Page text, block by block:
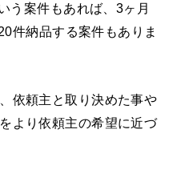
う案件もあれば、3ヶ月
件納品する案件もありま
依頼主と取り決めた事や
より依頼主の希望に近づ